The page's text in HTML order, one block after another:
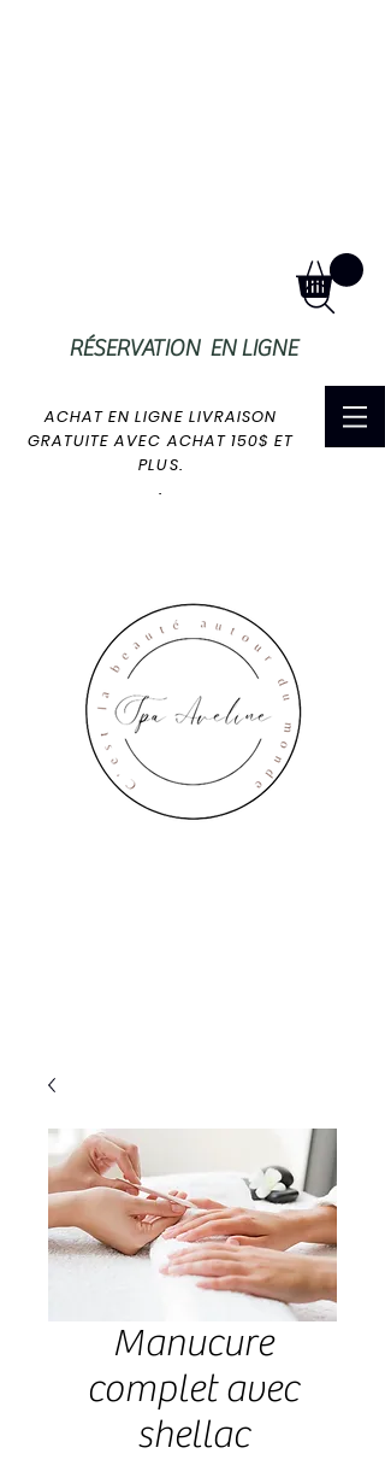
RÉSERVATION EN LIGNE
ACHAT EN LIGNE LIVRAISON
GRATUITE AVEC ACHAT 150$ ET
PLUS.
.
Manucure
complet avec
shellac